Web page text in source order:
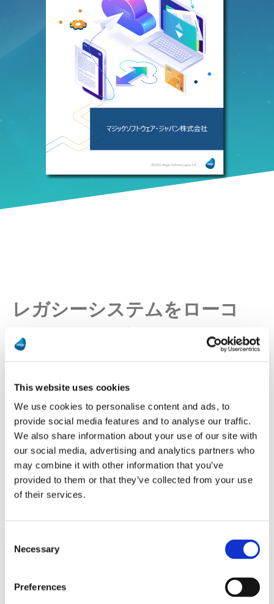
This website uses cookies
We use cookies to personalise content and ads, to
provide social media features and to analyse our traffic.
We also share information about your use of our site with
our social media, advertising and analytics partners who
may combine it with other information that you’ve
provided to them or that they’ve collected from your use
of their services.
Selection
Necessary
Preferences
レガシーシステムをローコ
ード開発で刷新
題と新たな解決策とは
レガシーシステムの課題を整理するととも
に、ローコード開発ならではのレガシーマ
イグレーションのメリット、手順、事例な
どを紹介 します。